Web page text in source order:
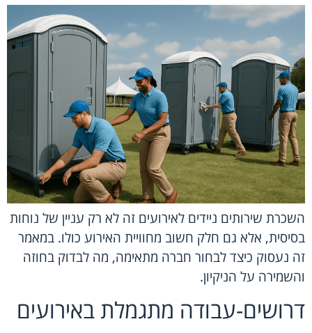
השכרת שירותים ניידים לאירועים זה לא רק עניין של נוחות
בסיסית, אלא גם חלק חשוב מחוויית האירוע כולו. במאמר
זה נעסוק כיצד לבחור חברה מתאימה, מה לבדוק בחוזה
והשמירה על הניקיון.
דרושים-עבודה מתגמלת באירועים